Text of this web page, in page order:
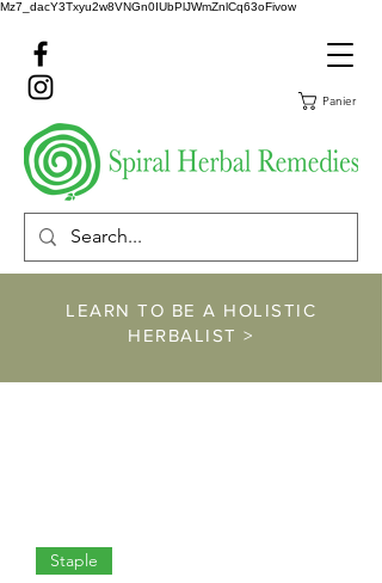
Mz7_dacY3Txyu2w8VNGn0IUbPlJWmZnlCq63oFivow
Panier
LEARN TO BE A HOLISTIC
HERBALIST >
Staple